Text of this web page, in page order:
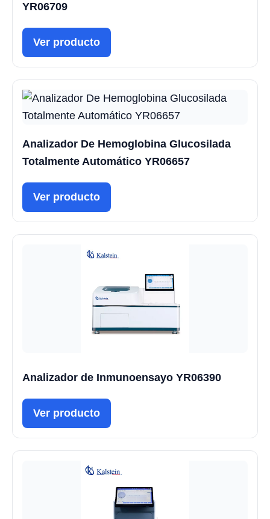
YR06709
Ver producto
Analizador De Hemoglobina Glucosilada
Totalmente Automático YR06657
Ver producto
Analizador de Inmunoensayo YR06390
Ver producto